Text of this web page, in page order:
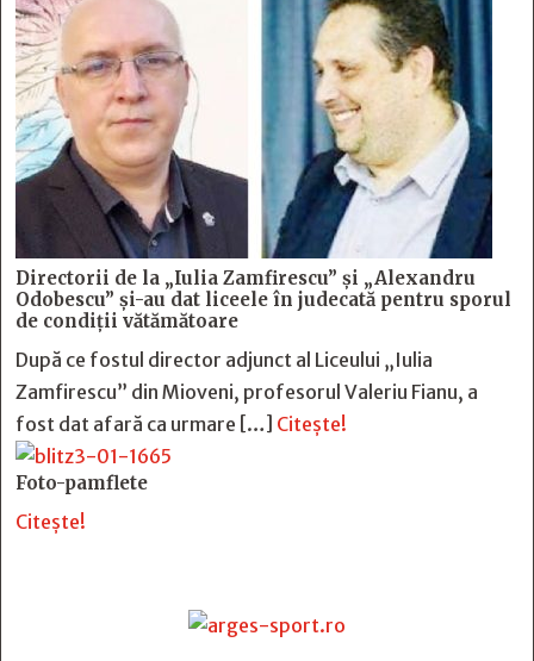
Directorii de la „Iulia Zamfirescu” și „Alexandru
Odobescu” și-au dat liceele în judecată pentru sporul
de condiții vătămătoare
După ce fostul director adjunct al Liceului „Iulia
Zamfirescu” din Mioveni, profesorul Valeriu Fianu, a
fost dat afară ca urmare […] Citește!
Foto-pamflete
Citește!